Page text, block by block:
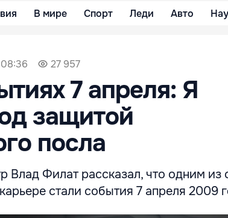
В мире Спорт Леди Авто
08:36 27 957
7 апреля: Я
защитой
посла
Филат рассказал, что одним из
стали события 7 апреля 2009